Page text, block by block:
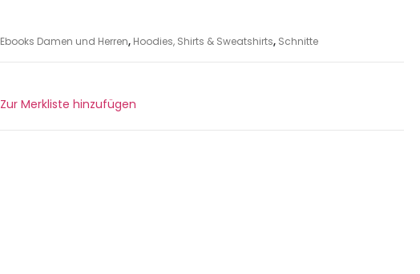
Ebooks Damen und Herren, Hoodies, Shirts & Sweatshirts, Schnitte
Zur Merkliste hinzufügen